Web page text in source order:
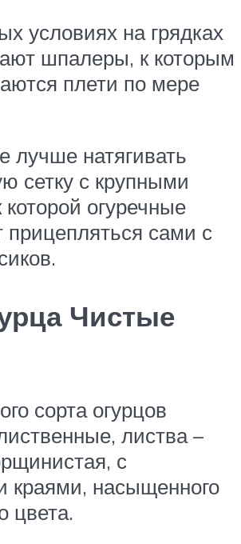
условиях на грядках
шпалеры, к которым
плети по мере
лучше натягивать
сетку с крупными
огуречные
прицепляться сами с
Чистые
сорта огурцов
листва –
с
краями, насыщенного
цвета.